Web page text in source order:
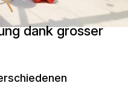
dank grosser